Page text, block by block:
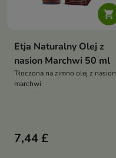

Etja Naturalny Olej z
nasion Marchwi 50 ml
Tłoczona na zimno olej z nasion
marchwi
7,44 £